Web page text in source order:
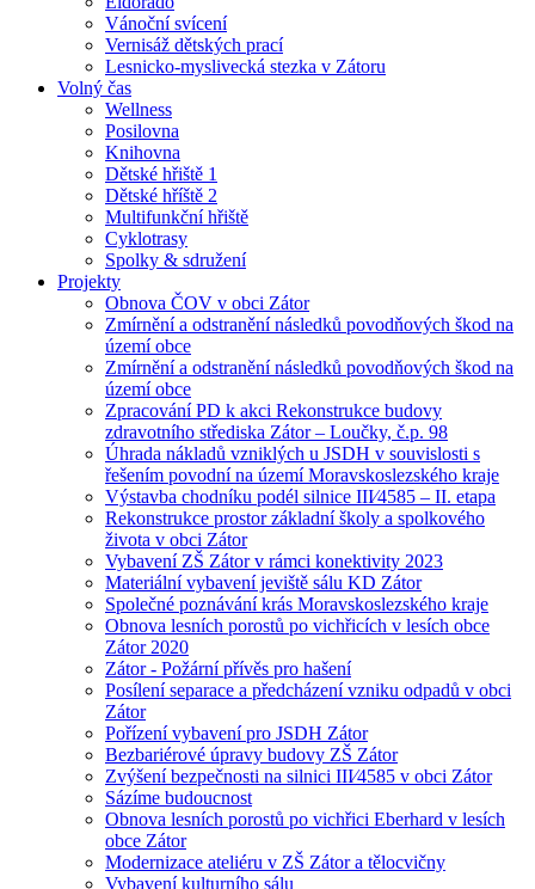
Vánoční svícení
Vernisáž dětských prací
Lesnicko-myslivecká stezka v Zátoru
Volný čas
Wellness
Posilovna
Knihovna
Dětské hřiště 1
Dětské hříště 2
Multifunkční hřiště
Cyklotrasy
Spolky & sdružení
Projekty
Obnova ČOV v obci Zátor
Zmírnění a odstranění následků povodňových škod na
území obce
Zmírnění a odstranění následků povodňových škod na
území obce
Zpracování PD k akci Rekonstrukce budovy
zdravotního střediska Zátor – Loučky, č.p. 98
Úhrada nákladů vzniklých u JSDH v souvislosti s
řešením povodní na území Moravskoslezského kraje
Výstavba chodníku podél silnice III⁄4585 – II. etapa
Rekonstrukce prostor základní školy a spolkového
života v obci Zátor
Vybavení ZŠ Zátor v rámci konektivity 2023
Materiální vybavení jeviště sálu KD Zátor
Společné poznávání krás Moravskoslezského kraje
Obnova lesních porostů po vichřicích v lesích obce
Zátor 2020
Zátor - Požární přívěs pro hašení
Posílení separace a předcházení vzniku odpadů v obci
Zátor
Pořízení vybavení pro JSDH Zátor
Bezbariérové úpravy budovy ZŠ Zátor
Zvýšení bezpečnosti na silnici III⁄4585 v obci Zátor
Sázíme budoucnost
Obnova lesních porostů po vichřici Eberhard v lesích
obce Zátor
Modernizace ateliéru v ZŠ Zátor a tělocvičny
Vybavení kulturního sálu